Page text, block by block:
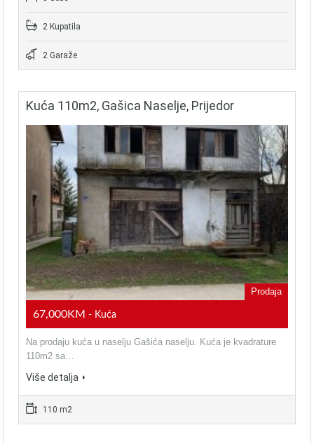
2 Kupatila
2 Garaže
Kuća 110m2, Gašica Naselje, Prijedor
Prodaja
67,000KM - Kuća
Na prodaju kuća u naselju Gašića naselju. Kuća je kvadrature
110m2 sa…
Više detalja
110 m2